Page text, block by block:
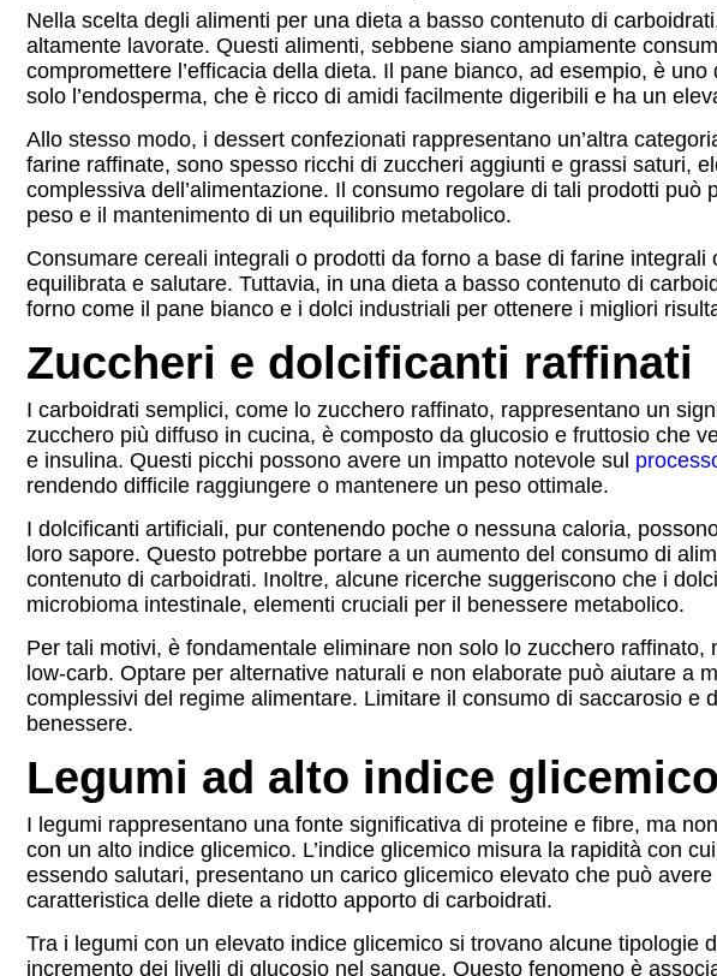
Nella scelta degli alimenti per una dieta a basso contenuto di
altamente lavorate. Questi alimenti, sebbene siano ampiamente
compromettere l’efficacia della dieta. Il pane bianco, ad esempio, è
solo l’endosperma, che è ricco di amidi facilmente digeribili e ha un
Allo stesso modo, i dessert confezionati rappresentano un’altra
farine raffinate, sono spesso ricchi di zuccheri aggiunti e grassi saturi,
complessiva dell’alimentazione. Il consumo regolare di tali prodotti
peso e il mantenimento di un equilibrio metabolico.
Consumare cereali integrali o prodotti da forno a base di farine
equilibrata e salutare. Tuttavia, in una dieta a basso contenuto di
forno come il pane bianco e i dolci industriali per ottenere i migliori
Zuccheri e dolcificanti raffinati
I carboidrati semplici, come lo zucchero raffinato, rappresentano un
zucchero più diffuso in cucina, è composto da glucosio e fruttosio che
e insulina. Questi picchi possono avere un impatto notevole sul
rendendo difficile raggiungere o mantenere un peso ottimale.
I dolcificanti artificiali, pur contenendo poche o nessuna caloria,
loro sapore. Questo potrebbe portare a un aumento del consumo di
contenuto di carboidrati. Inoltre, alcune ricerche suggeriscono che i
microbioma intestinale, elementi cruciali per il benessere metabolico.
Per tali motivi, è fondamentale eliminare non solo lo zucchero
low-carb. Optare per alternative naturali e non elaborate può aiutare a
complessivi del regime alimentare. Limitare il consumo di saccarosio
benessere.
Legumi ad alto indice glicemico
I legumi rappresentano una fonte significativa di proteine e fibre, ma
con un alto indice glicemico. L’indice glicemico misura la rapidità con
essendo salutari, presentano un carico glicemico elevato che può
caratteristica delle diete a ridotto apporto di carboidrati.
Tra i legumi con un elevato indice glicemico si trovano alcune
incremento dei livelli di glucosio nel sangue. Questo fenomeno è